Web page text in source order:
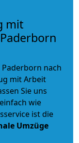
mit
nach
mit Arbeit
Sie uns
wie
ist die
Umzüge